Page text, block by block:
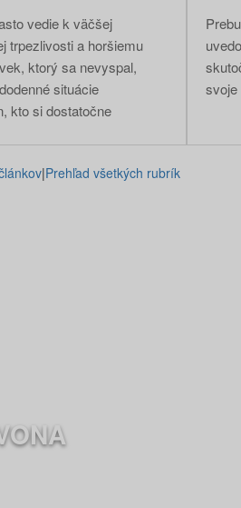
vedie k väčšej
trpezlivosti a horšiemu
ktorý sa nevyspal,
situácie
kto si dostatočne
význam, než sa môže
svoje
|Prehľad všetkých rubrík